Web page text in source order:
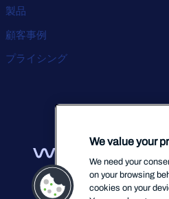
製品
顧客事例
プライシング
We value your
We need your
on your browsing
cookies on your